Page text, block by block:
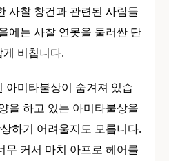
사찰 창건과 관련된 사람들
에는 사찰 연못을 둘러싼 단
비칩니다.
아미타불상이 숨겨져 있습
을 하고 있는 아미타불상을
하기 어려울지도 모릅니다.
무 커서 마치 아프로 헤어를